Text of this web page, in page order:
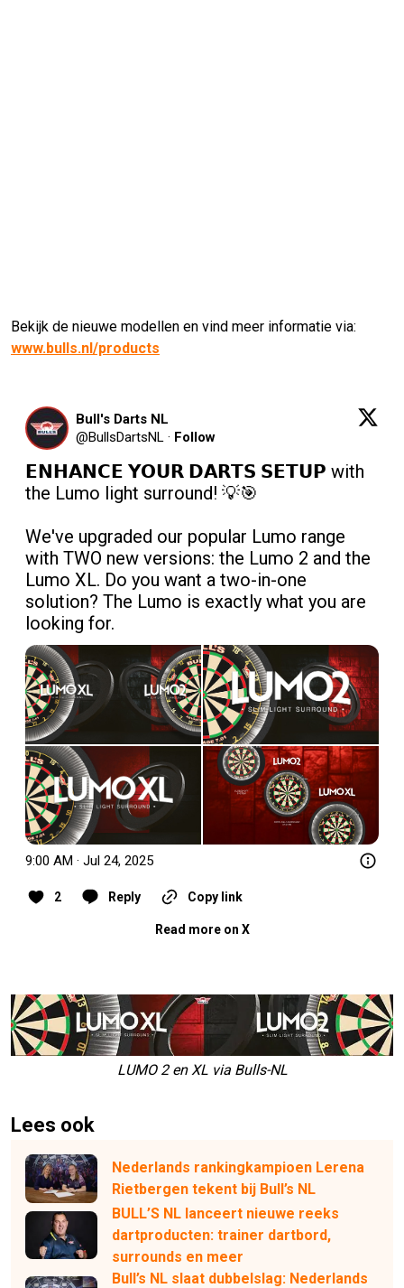
Bekijk de nieuwe modellen en vind meer informatie via:
www.bulls.nl/products
Bull's Darts NL
@BullsDartsNL · Follow
𝗘𝗡𝗛𝗔𝗡𝗖𝗘 𝗬𝗢𝗨𝗥 𝗗𝗔𝗥𝗧𝗦 𝗦𝗘𝗧𝗨𝗣 with
the Lumo light surround! 💡🎯
We've upgraded our popular Lumo range
with TWO new versions: the Lumo 2 and the
Lumo XL. Do you want a two-in-one
solution? The Lumo is exactly what you are
looking for.
9:00 AM · Jul 24, 2025
2 Reply Copy link
Read more on X
LUMO 2 en XL via Bulls-NL
Lees ook
Nederlands rankingkampioen Lerena
Rietbergen tekent bij Bull’s NL
BULL’S NL lanceert nieuwe reeks
dartproducten: trainer dartbord,
surrounds en meer
Bull’s NL slaat dubbelslag: Nederlands